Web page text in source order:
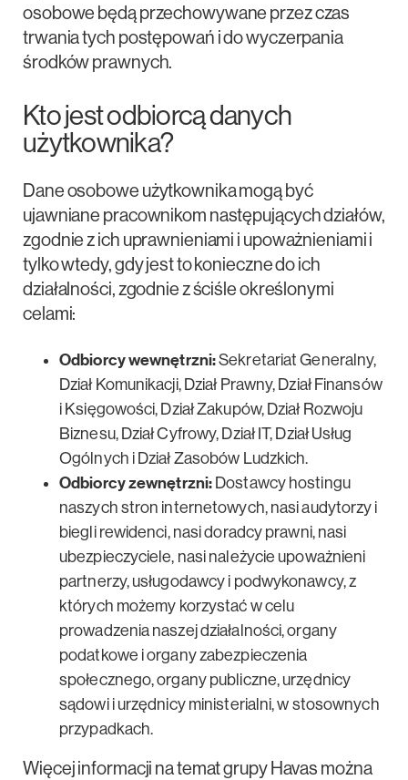
osobowe będą przechowywane przez czas
trwania tych postępowań i do wyczerpania
środków prawnych.
Kto jest odbiorcą danych
użytkownika?
Dane osobowe użytkownika mogą być
ujawniane pracownikom następujących działów,
zgodnie z ich uprawnieniami i upoważnieniami i
tylko wtedy, gdy jest to konieczne do ich
działalności, zgodnie z ściśle określonymi
celami:
Odbiorcy wewnętrzni:Sekretariat Generalny,
Dział Komunikacji, Dział Prawny, Dział Finansów
i Księgowości, Dział Zakupów, Dział Rozwoju
Biznesu, Dział Cyfrowy, Dział IT, Dział Usług
Ogólnych i Dział Zasobów Ludzkich.
Odbiorcy zewnętrzni: Dostawcy hostingu
naszych stron internetowych, nasi audytorzy i
biegli rewidenci, nasi doradcy prawni, nasi
ubezpieczyciele, nasi należycie upoważnieni
partnerzy, usługodawcy i podwykonawcy, z
których możemy korzystać w celu
prowadzenia naszej działalności, organy
podatkowe i organy zabezpieczenia
społecznego, organy publiczne, urzędnicy
sądowi i urzędnicy ministerialni, w stosownych
przypadkach.
Więcej informacji na temat grupy Havas można